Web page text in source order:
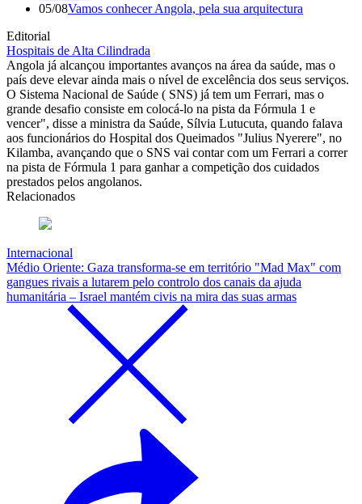
05/08Vamos conhecer Angola, pela sua arquitectura
Editorial
Hospitais de Alta Cilindrada
Angola já alcançou importantes avanços na área da saúde, mas o
país deve elevar ainda mais o nível de excelência dos seus serviços.
O Sistema Nacional de Saúde ( SNS) já tem um Ferrari, mas o
grande desafio consiste em colocá-lo na pista da Fórmula 1 e
vencer", disse a ministra da Saúde, Sílvia Lutucuta, quando falava
aos funcionários do Hospital dos Queimados "Julius Nyerere", no
Kilamba, avançando que o SNS vai contar com um Ferrari a correr
na pista de Fórmula 1 para ganhar a competição dos cuidados
prestados pelos angolanos.
Relacionados
Internacional
Médio Oriente: Gaza transforma-se em território "Mad Max" com
gangues rivais a lutarem pelo controlo dos canais da ajuda
humanitária – Israel mantém civis na mira das suas armas